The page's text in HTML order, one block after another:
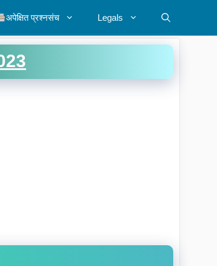
अपेक्षित प्रश्नसंच Legals